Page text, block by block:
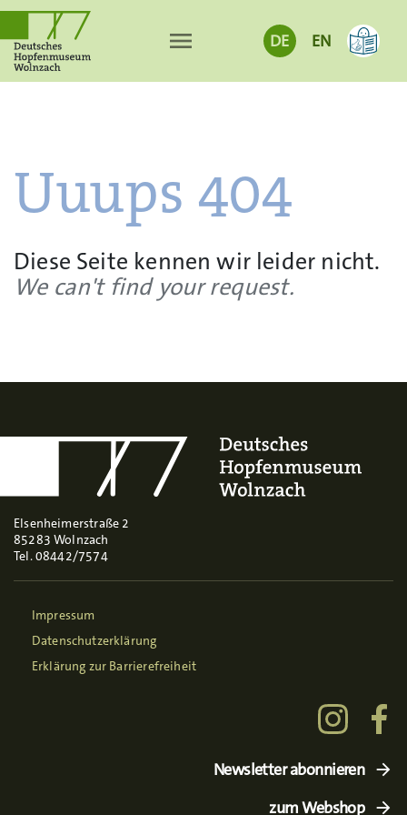
menu DE EN
Uuups 404
Diese Seite kennen wir leider nicht.
We can't find your request.
Elsenheimerstraße 2
85283 Wolnzach
Tel. 08442/7574
Impressum
Datenschutzerklärung
Erklärung zur Barrierefreiheit
Newsletter abonnieren
zum Webshop